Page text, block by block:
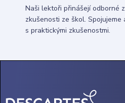
Naši lektoři přinášejí odborné
zkušenosti ze škol.
s praktickými zkušenostmi.